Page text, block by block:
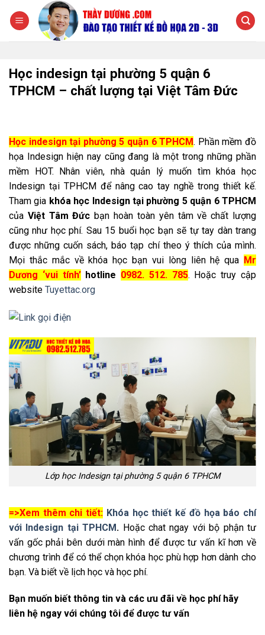
đến
Học indesign tại phường 5 quận 6
TPHCM – chất lượng tại Việt Tâm Đức
Học indesign tại phường 5 quận 6 TPHCM. Phần mềm đồ
họa Indesign hiện nay cũng đang là một trong những phần
mềm HOT. Nhân viên, nhà quản lý muốn tìm khóa học
Indesign tại TPHCM để nâng cao tay nghề trong thiết kế.
Tham gia khóa học Indesign tại phường 5 quận 6 TPHCM
của Việt Tâm Đức bạn hoàn toàn yên tâm về chất lượng
cũng như học phí. Sau 15 buổi học bạn sẽ tự tay dàn trang
được những cuốn sách, báo tạp chí theo ý thích của mình.
Mọi thắc mắc về khóa học bạn vui lòng liên hệ qua Mr
Dương ‘vui tính’ hotline 0982. 512. 785. Hoặc truy cập
website Tuyettac.org
Lớp học Indesign tại phường 5 quận 6 TPHCM
=>Xem thêm chi tiết: Khóa học thiết kế đồ họa báo chí
với Indesign tại TPHCM. Hoặc chat ngay với bộ phận tư
vấn gốc phải bên dưới màn hình để được tư vấn kĩ hơn về
chương trình để có thể chọn khóa học phù hợp hơn dành cho
bạn. Và biết về lịch học và học phí.
Bạn muốn biết thông tin và các ưu đãi về học phí hãy
liên hệ ngay với chúng tôi để được tư vấn